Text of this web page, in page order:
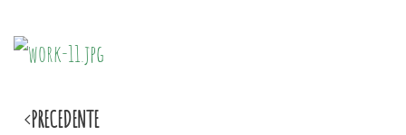
PRECEDENTE